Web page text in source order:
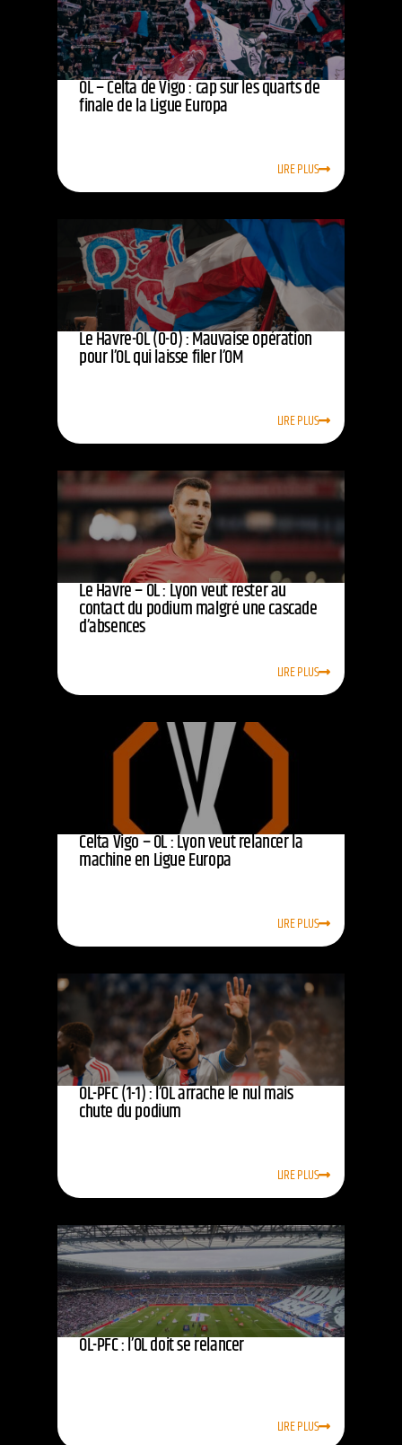
OL – Celta de Vigo : cap sur les quarts de
finale de la Ligue Europa
LIRE PLUS
Le Havre-OL (0-0) : Mauvaise opération
pour l’OL qui laisse filer l’OM
LIRE PLUS
Le Havre – OL : Lyon veut rester au
contact du podium malgré une cascade
d’absences
LIRE PLUS
Celta Vigo – OL : Lyon veut relancer la
machine en Ligue Europa
LIRE PLUS
OL-PFC (1-1) : l’OL arrache le nul mais
chute du podium
LIRE PLUS
OL-PFC : l’OL doit se relancer
LIRE PLUS